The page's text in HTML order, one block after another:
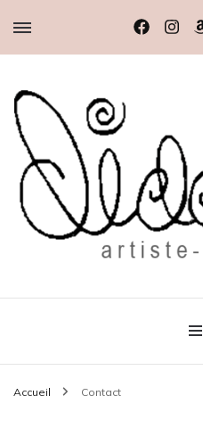
Diddha
Accueil Contact